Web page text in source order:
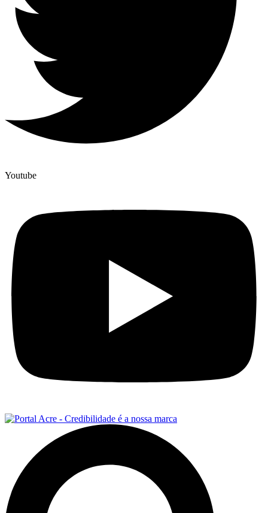
Youtube